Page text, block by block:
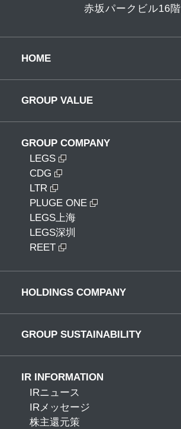
赤坂パークビル16階
HOME
GROUP VALUE
GROUP COMPANY
LEGS
CDG
LTR
PLUGE ONE
LEGS上海
LEGS深圳
REET
HOLDINGS COMPANY
GROUP SUSTAINABILITY
IR INFORMATION
IRニュース
IRメッセージ
株主還元策